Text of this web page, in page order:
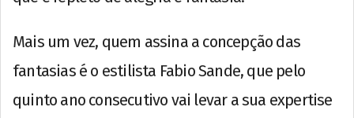
Mais um vez, quem assina a concepção das
fantasias é o estilista Fabio Sande, que pelo
quinto ano consecutivo vai levar a sua expertise